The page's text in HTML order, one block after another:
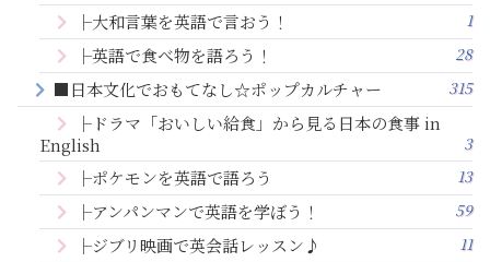
├大和言葉を英語で言おう！ 1
├英語で食べ物を語ろう！ 28
■日本文化でおもてなし☆ポップカルチャー 315
├ドラマ「おいしい給食」から見る日本の食事 in
English
3
├ポケモンを英語で語ろう 13
├アンパンマンで英語を学ぼう！ 59
├ジブリ映画で英会話レッスン♪ 11